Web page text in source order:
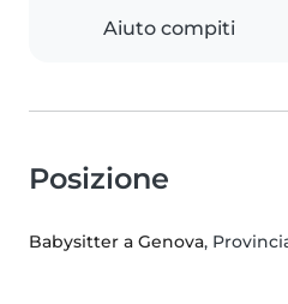
Aiuto compiti
Posizione
Babysitter a Genova,